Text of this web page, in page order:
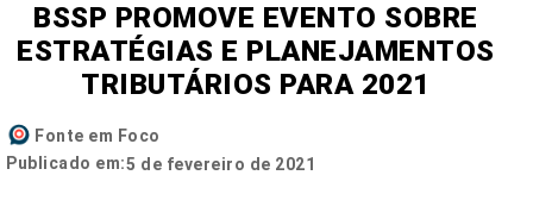
BSSP PROMOVE EVENTO SOBRE
ESTRATÉGIAS E PLANEJAMENTOS
TRIBUTÁRIOS PARA 2021
Fonte em Foco
Publicado em:5 de fevereiro de 2021